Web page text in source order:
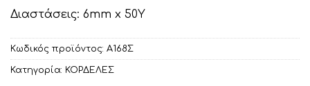
Διαστάσεις: 6mm x 50Y
Κωδικός προϊόντος: Α168Σ
Κατηγορία: ΚΟΡΔΕΛΕΣ